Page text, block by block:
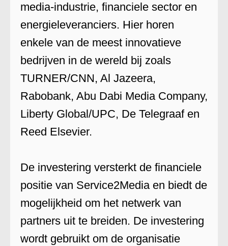
media-industrie, financiele sector en
energieleveranciers. Hier horen
enkele van de meest innovatieve
bedrijven in de wereld bij zoals
TURNER/CNN, Al Jazeera,
Rabobank, Abu Dabi Media Company,
Liberty Global/UPC, De Telegraaf en
Reed Elsevier.
De investering versterkt de financiele
positie van Service2Media en biedt de
mogelijkheid om het netwerk van
partners uit te breiden. De investering
wordt gebruikt om de organisatie